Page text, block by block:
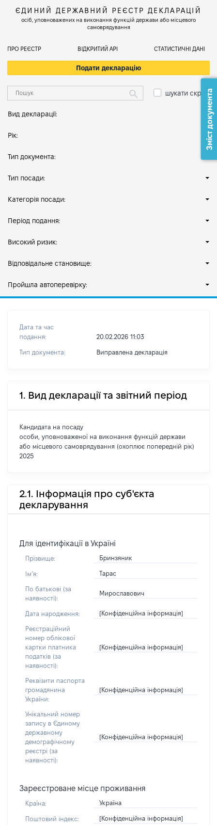
ЄДИНИЙ ДЕРЖАВНИЙ РЕЄСТР ДЕКЛАРАЦІЙ
осіб, уповноважених на виконання функцій держави або місцевого
самоврядування
ПРО РЕЄСТР ВІДКРИТИЙ АРІ СТАТИСТИЧНІ ДАНІ
Подати декларацію
шукати скрізь
Вид декларації:
Рік:
Тип документа:
Тип посади:
Категорія посади:
Період подання:
Високий ризик:
Відповідальне становище:
Пройшла автоперевірку:
Дата та час
подання:
20.02.2026 11:03
Тип документа: Виправлена декларація
1. Вид декларації та звітний період
Кандидата на посаду
особи, уповноваженої на виконання функцій держави
або місцевого самоврядування (охоплює попередній рік)
2025
2.1. Інформація про суб'єкта
декларування
Для ідентифікації в Україні
Прізвище: Бринзяник
Імʼя: Тарас
По батькові (за
наявності):
Мирославович
Дата народження: [Конфіденційна інформація]
Реєстраційний
номер облікової
картки платника
податків (за
наявності):
[Конфіденційна інформація]
Реквізити паспорта
громадянина
України:
[Конфіденційна інформація]
Унікальний номер
запису в Єдиному
державному
демографічному
реєстрі (за
наявності):
[Конфіденційна інформація]
Зареєстроване місце проживання
Країна: Україна
Поштовий індекс: [Конфіденційна інформація]
Зміст документа